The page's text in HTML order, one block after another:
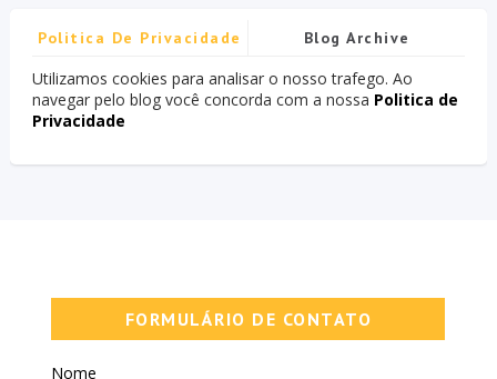
Politica De Privacidade Blog Archive
Utilizamos cookies para analisar o nosso trafego. Ao
navegar pelo blog você concorda com a nossa Politica de
Privacidade
FORMULÁRIO DE CONTATO
Nome